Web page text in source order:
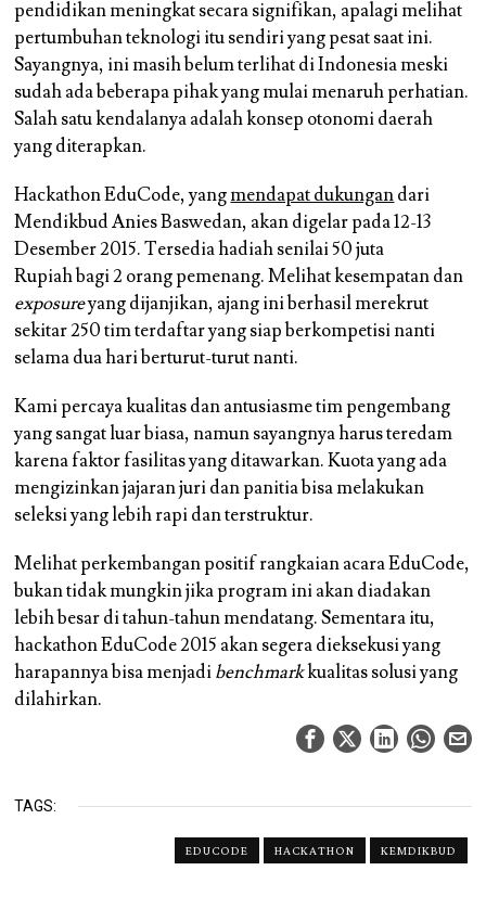
pendidikan meningkat secara signifikan, apalagi melihat
pertumbuhan teknologi itu sendiri yang pesat saat ini.
Sayangnya, ini masih belum terlihat di Indonesia meski
sudah ada beberapa pihak yang mulai menaruh perhatian.
Salah satu kendalanya adalah konsep otonomi daerah
yang diterapkan.
Hackathon EduCode, yangmendapat dukungandari
Mendikbud Anies Baswedan, akan digelar pada 12-13
Desember 2015. Tersediahadiah senilai 50 juta
Rupiahbagi 2 orang pemenang. Melihat kesempatan dan
exposureyang dijanjikan, ajang ini berhasil merekrut
sekitar250 tim terdaftaryang siap berkompetisi nanti
selama dua hari berturut-turut nanti.
Kami percaya kualitas dan antusiasme tim pengembang
yang sangat luar biasa, namun sayangnya harus teredam
karena faktor fasilitas yang ditawarkan. Kuota yang ada
mengizinkan jajaran juri dan panitia bisa melakukan
seleksi yang lebih rapi dan terstruktur.
Melihat perkembangan positif rangkaian acara EduCode,
bukan tidak mungkin jika program ini akan diadakan
lebih besar di tahun-tahun mendatang. Sementara itu,
hackathon EduCode 2015 akan segera dieksekusi yang
harapannya bisa menjadibenchmarkkualitas solusi yang
dilahirkan.
TAGS:
EDUCODE HACKATHON KEMDIKBUD